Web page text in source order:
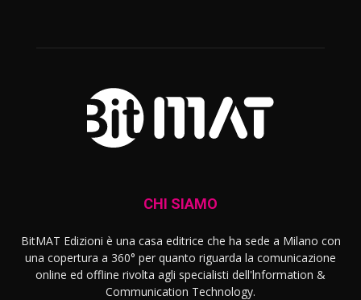
CHI SIAMO
BitMAT Edizioni è una casa editrice che ha sede a Milano con
una copertura a 360° per quanto riguarda la comunicazione
online ed offline rivolta agli specialisti dell'lnformation &
Communication Technology.